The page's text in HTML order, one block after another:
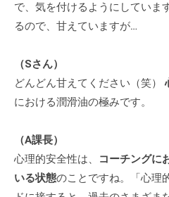
で、気を付けるようにしていま
るので、甘えていますが…
（Sさん）
どんどん甘えてください（笑）
における潤滑油の極みです。
（A課長）
心理的安全性は、
コーチングに
いる状態のことですね。「心理